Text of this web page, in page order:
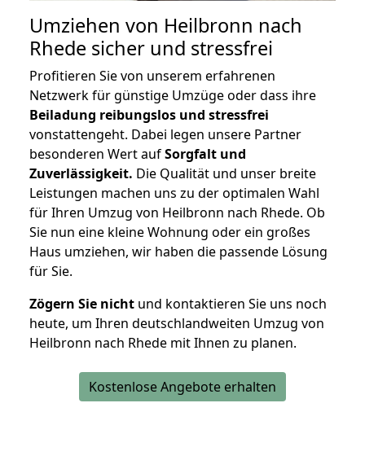
Umziehen von Heilbronn nach
Rhede sicher und stressfrei
Profitieren Sie von unserem erfahrenen
Netzwerk für günstige Umzüge oder dass ihre
Beiladung reibungslos und stressfrei
vonstattengeht. Dabei legen unsere Partner
besonderen Wert aufSorgfalt und
Zuverlässigkeit. Die Qualität und unser breite
Leistungen machen uns zu der optimalen Wahl
für Ihren Umzug von Heilbronn nach Rhede. Ob
Sie nun eine kleine Wohnung oder ein großes
Haus umziehen, wir haben die passende Lösung
für Sie.
Zögern Sie nicht und kontaktieren Sie uns noch
heute, um Ihren deutschlandweiten Umzug von
Heilbronn nach Rhede mit Ihnen zu planen.
Kostenlose Angebote erhalten